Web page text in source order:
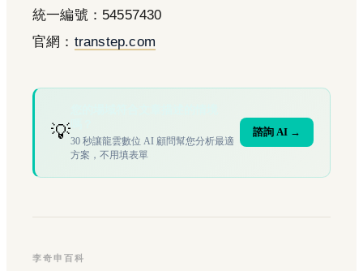
統一編號：54557430
官網： transtep.com
💡30 秒讓龍雲數位 AI 顧問幫您分析最適
方案，不用填表單
諮詢 AI →
李奇申百科